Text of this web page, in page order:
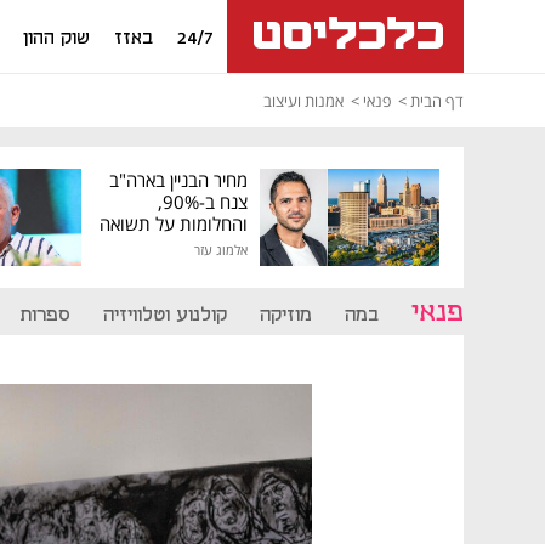
24/7 באזז שוק ההון
דף הבית פנאי אמנות ועיצוב
מחיר הבניין בארה"ב
צנח ב-90%,
והחלומות על תשואה
גבוהה התנפצו
אלמוג עזר
פנאי במה מוזיקה קולנוע וטלוויזיה ספרות